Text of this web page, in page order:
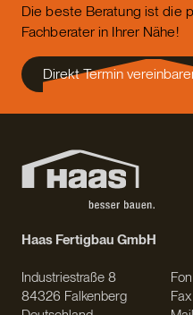
Die beste Beratung ist die
Fachberater in Ihrer Nähe!
Direkt Termin
Haas Fertigbau GmbH
Industriestraße 8
84326 Falkenberg